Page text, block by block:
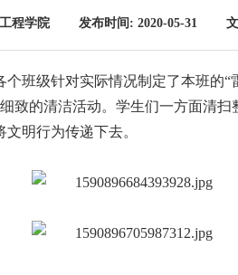
工程学院 发布时间: 2020-05-31 文
班级针对实际情况制定了本班的
致的清洁活动。学生们一方面清
明行为传递下去。